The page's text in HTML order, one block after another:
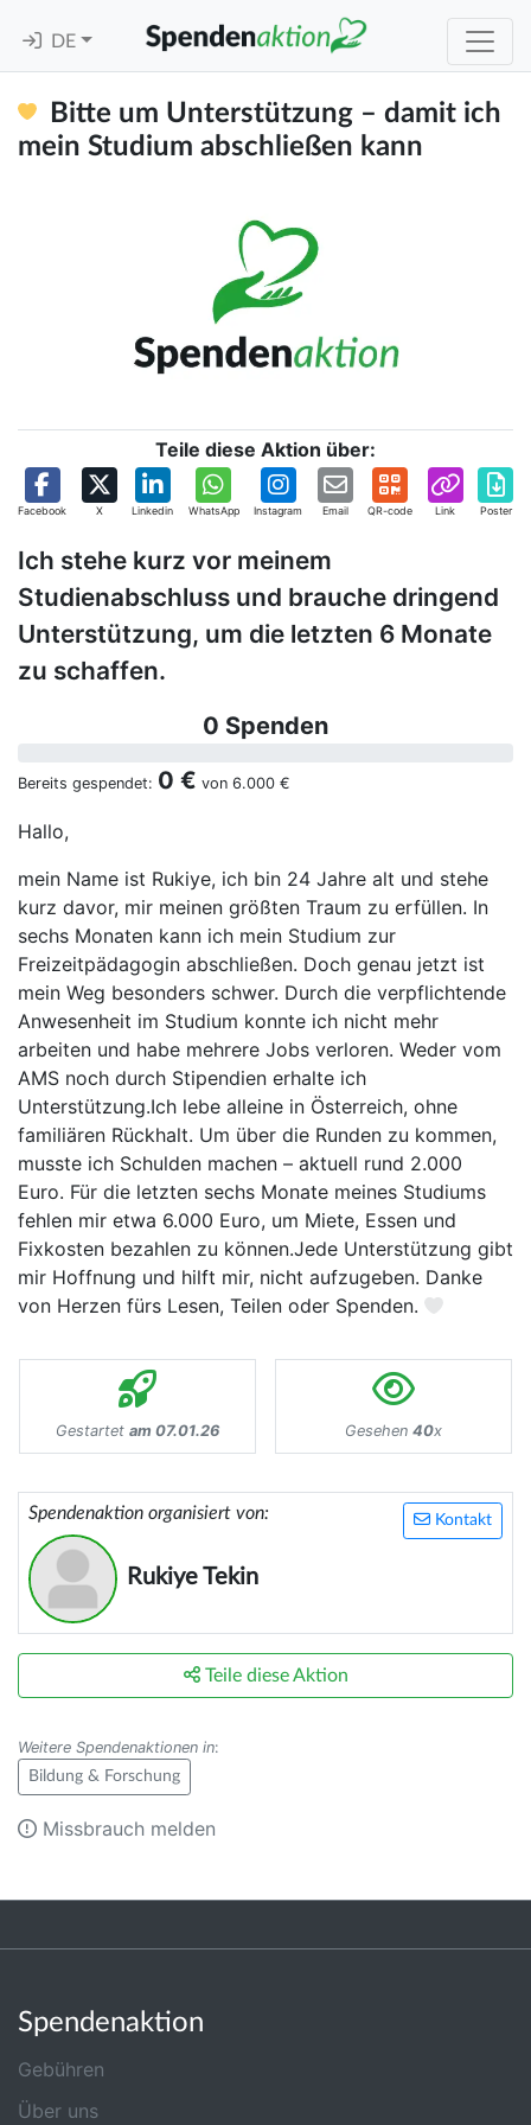
DE
Bitte um Unterstützung – damit ich
mein Studium abschließen kann
Teile diese Aktion über:
Facebook X Linkedin WhatsApp Instagram Email QR-code Link Poster
Ich stehe kurz vor meinem
Studienabschluss und brauche dringend
Unterstützung, um die letzten 6 Monate
zu schaffen.
0 Spenden
Bereits gespendet: 0 € von 6.000 €
Hallo,
mein Name ist Rukiye, ich bin 24 Jahre alt und stehe
kurz davor, mir meinen größten Traum zu erfüllen. In
sechs Monaten kann ich mein Studium zur
Freizeitpädagogin abschließen. Doch genau jetzt ist
mein Weg besonders schwer. Durch die verpflichtende
Anwesenheit im Studium konnte ich nicht mehr
arbeiten und habe mehrere Jobs verloren. Weder vom
AMS noch durch Stipendien erhalte ich
Unterstützung.Ich lebe alleine in Österreich, ohne
familiären Rückhalt. Um über die Runden zu kommen,
musste ich Schulden machen – aktuell rund 2.000
Euro. Für die letzten sechs Monate meines Studiums
fehlen mir etwa 6.000 Euro, um Miete, Essen und
Fixkosten bezahlen zu können.Jede Unterstützung gibt
mir Hoffnung und hilft mir, nicht aufzugeben. Danke
von Herzen fürs Lesen, Teilen oder Spenden.
Gestartet am 07.01.26 Gesehen 40x
Kontakt
Spendenaktion organisiert von:
Rukiye Tekin
Teile diese Aktion
Weitere Spendenaktionen in:
Bildung & Forschung
Missbrauch melden
Spendenaktion
Gebühren
Über uns